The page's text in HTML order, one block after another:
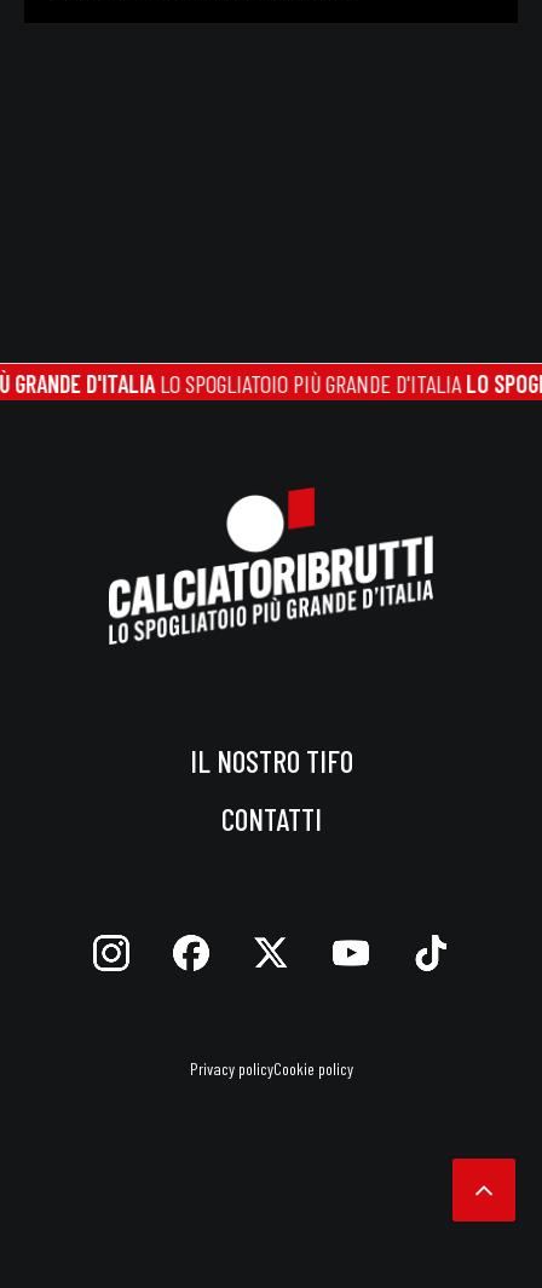
D'ITALIALO SPOGLIATOIO PIÙ GRANDE D'ITALIALO
IL NOSTRO TIFO
CONTATTI
Privacy policyCookie policy